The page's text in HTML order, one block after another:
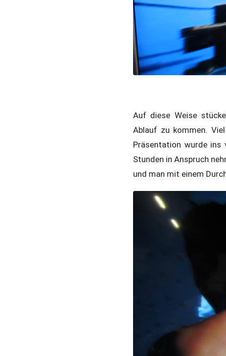
Auf diese Weise
Ablauf zu kommen.
Präsentation wurde ins
Stunden in Anspruch
und man mit einem